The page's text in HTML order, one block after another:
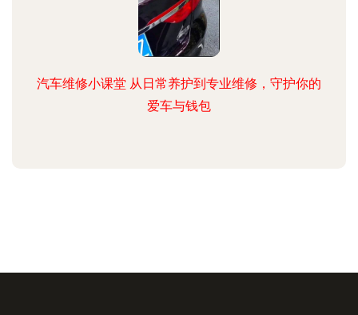
汽车维修小课堂 从日常养护到专业维修，守护你的
爱车与钱包